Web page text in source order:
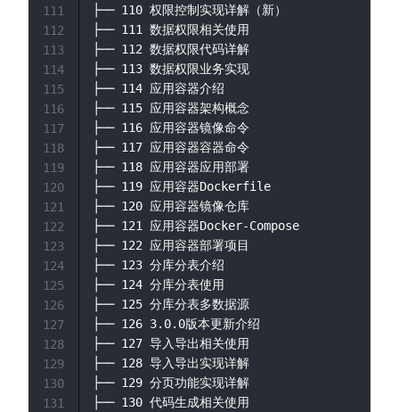
├── 110 权限控制实现详解（新）
├── 111 数据权限相关使用
├── 112 数据权限代码详解
├── 113 数据权限业务实现
├── 114 应用容器介绍
├── 115 应用容器架构概念
├── 116 应用容器镜像命令
├── 117 应用容器容器命令
├── 118 应用容器应用部署
├── 119 应用容器Dockerfile
├── 120 应用容器镜像仓库
├── 121 应用容器Docker-Compose
├── 122 应用容器部署项目
├── 123 分库分表介绍
├── 124 分库分表使用
├── 125 分库分表多数据源
├── 126 3.0.0版本更新介绍
├── 127 导入导出相关使用
├── 128 导入导出实现详解
├── 129 分页功能实现详解
├── 130 代码生成相关使用
111
112
113
114
115
116
117
118
119
120
121
122
123
124
125
126
127
128
129
130
131